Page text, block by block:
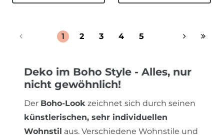
1 2 3 4 5
Deko im Boho Style - Alles, nur
nicht gewöhnlich!
Der Boho-Look zeichnet sich durch seinen
künstlerischen, sehr individuellen
Wohnstil aus. Verschiedene Wohnstile und